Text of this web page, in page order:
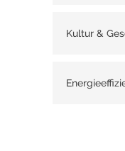
Kultur &